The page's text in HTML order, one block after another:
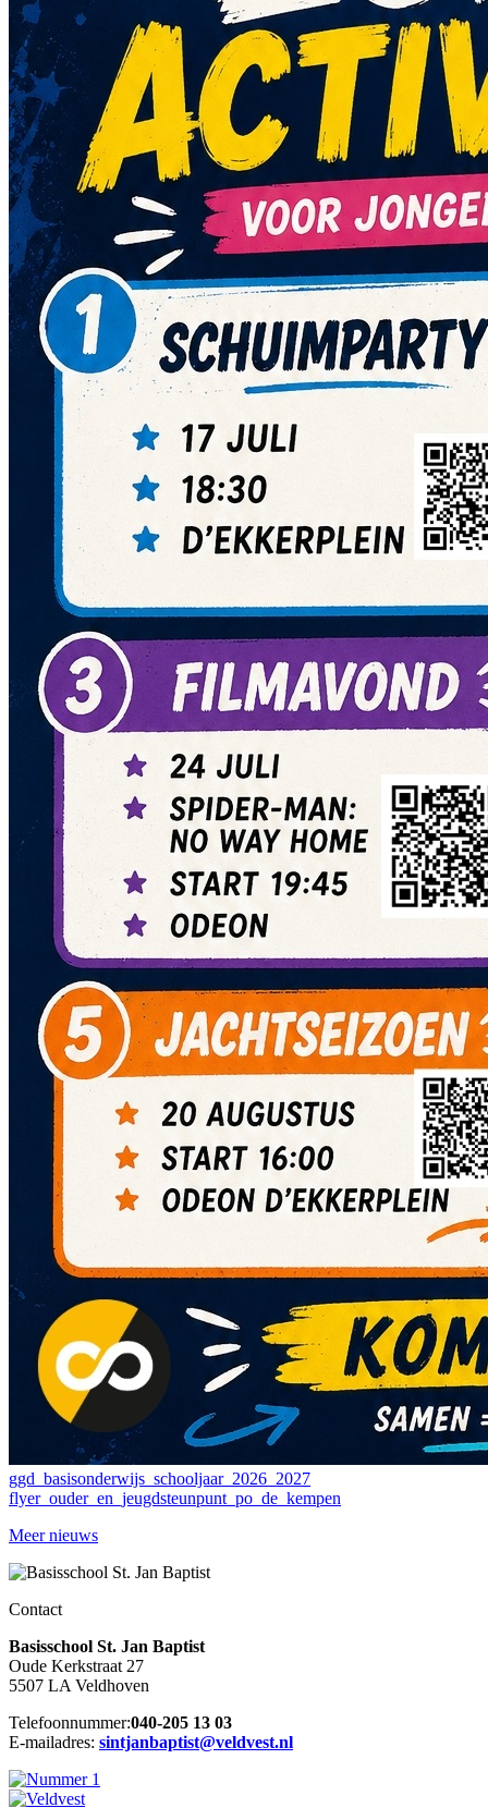
ggd_basisonderwijs_schooljaar_2026_2027
flyer_ouder_en_jeugdsteunpunt_po_de_kempen
Meer nieuws
Contact
Basisschool St. Jan Baptist
Oude Kerkstraat 27
5507 LA Veldhoven
Telefoonnummer:040-205 13 03
E-mailadres: sintjanbaptist@veldvest.nl